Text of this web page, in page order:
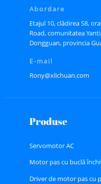
Abordare
Etajul 10, clădirea S8,
Road, comunitatea
Dongguan, provincia
E-mail
Rony@xlichuan.com
Produse
Servomotor AC
Motor pas cu buclă
Driver de motor pas cu